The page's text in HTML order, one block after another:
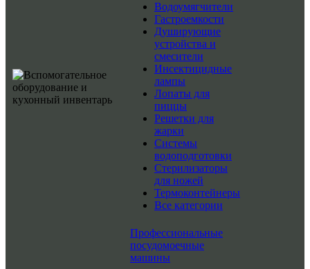
Водоумягчители
Гастроемкости
Душирующие
устройства и
смесители
Инсектицидные
лампы
Лопаты для
пиццы
Решетки для
жарки
Системы
водоподготовки
Стерилизаторы
для ножей
Термоконтейнеры
Все категории
Профессиональные
посудомоечные
машины